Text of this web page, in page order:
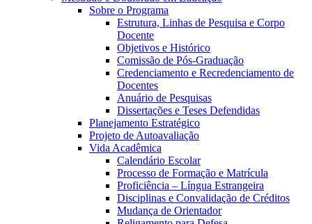
Sobre o Programa
Estrutura, Linhas de Pesquisa e Corpo
Docente
Objetivos e Histórico
Comissão de Pós-Graduação
Credenciamento e Recredenciamento de
Docentes
Anuário de Pesquisas
Dissertações e Teses Defendidas
Planejamento Estratégico
Projeto de Autoavaliação
Vida Acadêmica
Calendário Escolar
Processo de Formação e Matrícula
Proficiência – Língua Estrangeira
Disciplinas e Convalidação de Créditos
Mudança de Orientador